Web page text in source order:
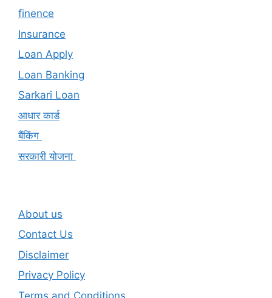
finence
Insurance
Loan Apply
Loan Banking
Sarkari Loan
आधार कार्ड
बैंकिंग
सरकारी योजना
About us
Contact Us
Disclaimer
Privacy Policy
Terms and Conditions